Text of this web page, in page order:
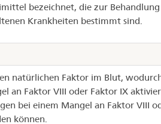
bezeichnet, die zur
Krankheiten bestimmt sind.
natürlichen Faktor im Blut,
an Faktor VIII oder Faktor IX
bei einem Mangel an Faktor VIII
können.